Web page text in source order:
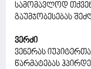
სამომავლოდ
გაუმჯობესებას
ვერძი
ვენერას
წარმატებას